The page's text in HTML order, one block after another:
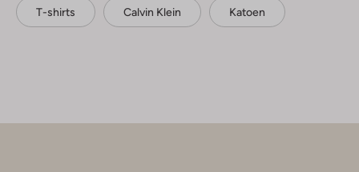
T-shirts Calvin Klein Katoen